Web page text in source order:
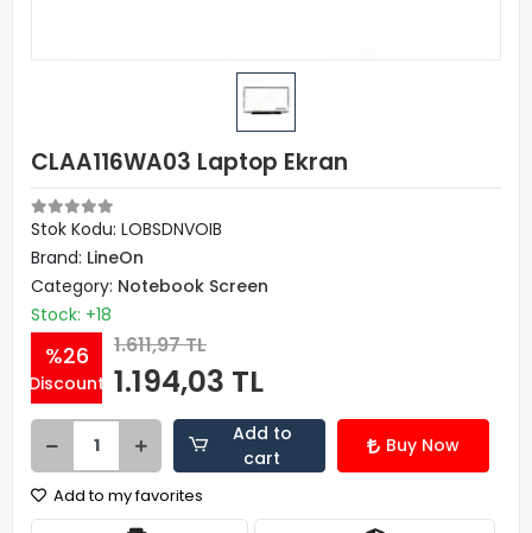
CLAA116WA03 Laptop Ekran
Stok Kodu: LOBSDNVOIB
Brand: LineOn
Category: Notebook Screen
Stock: +18
%26
Discount
1.611,97 TL
1.194,03 TL
Add to
cart
Buy Now
Add to my favorites